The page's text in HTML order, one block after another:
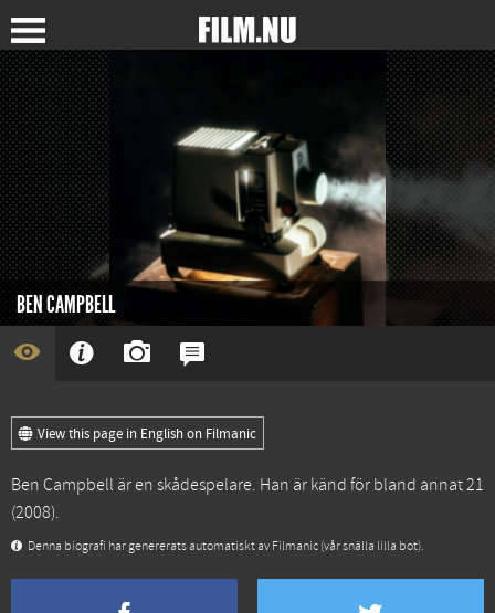
BEN CAMPBELL
View this page in English on Filmanic
Ben Campbell är en skådespelare. Han är känd för bland annat21
(2008).
Denna biografi har genererats automatiskt av Filmanic (vår snälla lilla bot).